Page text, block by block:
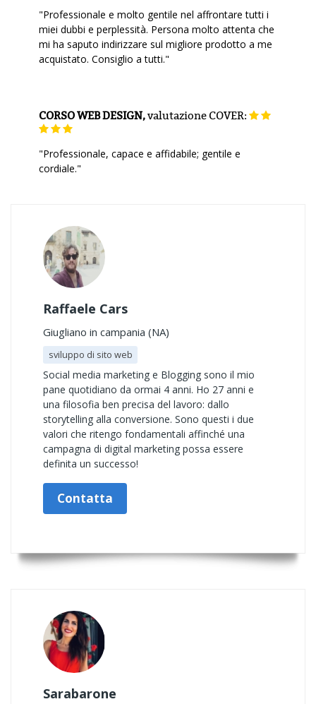
"Professionale e molto gentile nel affrontare tutti i
miei dubbi e perplessità. Persona molto attenta che
mi ha saputo indirizzare sul migliore prodotto a me
acquistato. Consiglio a tutti."
CORSO WEB DESIGN,valutazioneCOVER:
"Professionale, capace e affidabile; gentile e
cordiale."
Raffaele Cars
Giugliano in campania (NA)
sviluppo di sito web
Social media marketing e Blogging sono il mio
pane quotidiano da ormai 4 anni. Ho 27 anni e
una filosofia ben precisa del lavoro: dallo
storytelling alla conversione. Sono questi i due
valori che ritengo fondamentali affinché una
campagna di digital marketing possa essere
definita un successo!
Contatta
Sarabarone